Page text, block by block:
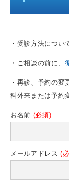
・受診方法につい
・ご相談の前に、
・再診、予約の変
科外来または予約
お名前 (必須)
メールアドレス (